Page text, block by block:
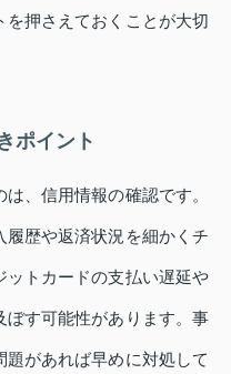
を押さえておくことが大切
ポイント
、信用情報の確認です。
歴や返済状況を細かくチ
ットカードの支払い遅延や
す可能性があります。事
があれば早めに対処して